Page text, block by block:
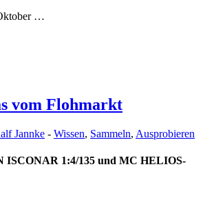
…
vom Flohmarkt
Jannke - Wissen, Sammeln, Ausprobieren
ISCONAR 1:4/135 und MC HELIOS-